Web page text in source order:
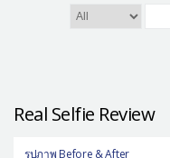
Real Selfie Review
รูปภาพ Before & After